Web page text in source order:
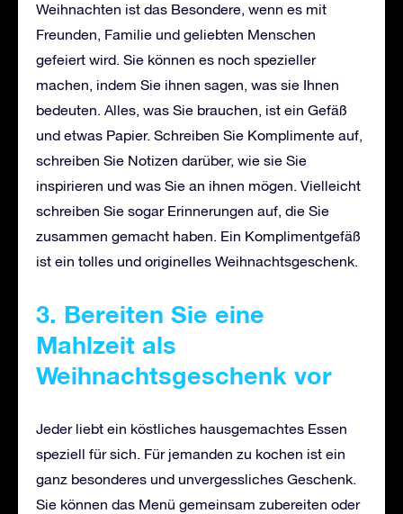
Weihnachten ist das Besondere, wenn es mit
Freunden, Familie und geliebten Menschen
gefeiert wird. Sie können es noch spezieller
machen, indem Sie ihnen sagen, was sie Ihnen
bedeuten. Alles, was Sie brauchen, ist ein Gefäß
und etwas Papier. Schreiben Sie Komplimente auf,
schreiben Sie Notizen darüber, wie sie Sie
inspirieren und was Sie an ihnen mögen. Vielleicht
schreiben Sie sogar Erinnerungen auf, die Sie
zusammen gemacht haben. Ein Komplimentgefäß
ist ein tolles und originelles Weihnachtsgeschenk.
3. Bereiten Sie eine
Mahlzeit als
Weihnachtsgeschenk vor
Jeder liebt ein köstliches hausgemachtes Essen
speziell für sich. Für jemanden zu kochen ist ein
ganz besonderes und unvergessliches Geschenk.
Sie können das Menü gemeinsam zubereiten oder